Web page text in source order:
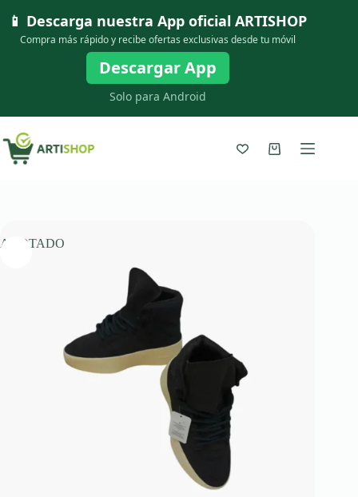
contenido
📱 Descarga nuestra App oficialARTISHOP
Compra más rápido y recibe ofertas exclusivas desde tu móvil
Descargar App
Solo para Android
Carro
AGOTADO